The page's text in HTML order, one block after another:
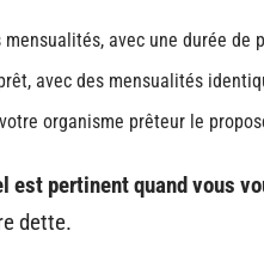
avec une durée
avec des mensualités
organisme prêteur le
est pertinent quand vous
dette.